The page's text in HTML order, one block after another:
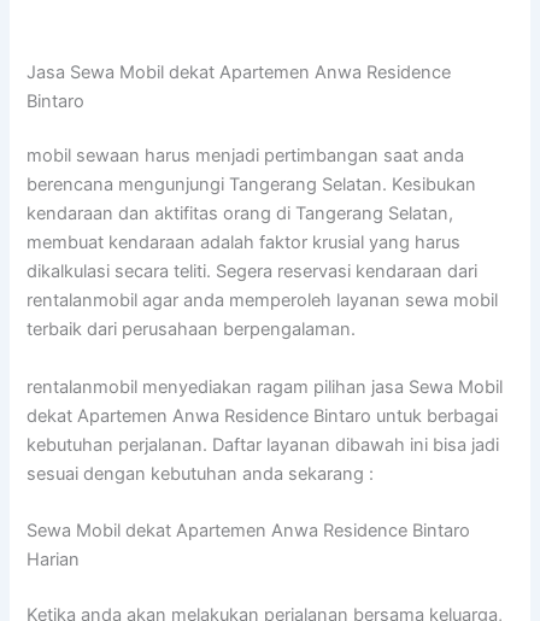
Jasa Sewa Mobil dekat Apartemen Anwa Residence
Bintaro
mobil sewaan harus menjadi pertimbangan saat anda
berencana mengunjungi Tangerang Selatan. Kesibukan
kendaraan dan aktifitas orang di Tangerang Selatan,
membuat kendaraan adalah faktor krusial yang harus
dikalkulasi secara teliti. Segera reservasi kendaraan dari
rentalanmobil agar anda memperoleh layanan sewa mobil
terbaik dari perusahaan berpengalaman.
rentalanmobil menyediakan ragam pilihan jasa Sewa Mobil
dekat Apartemen Anwa Residence Bintaro untuk berbagai
kebutuhan perjalanan. Daftar layanan dibawah ini bisa jadi
sesuai dengan kebutuhan anda sekarang :
Sewa Mobil dekat Apartemen Anwa Residence Bintaro
Harian
Ketika anda akan melakukan perjalanan bersama keluarga,